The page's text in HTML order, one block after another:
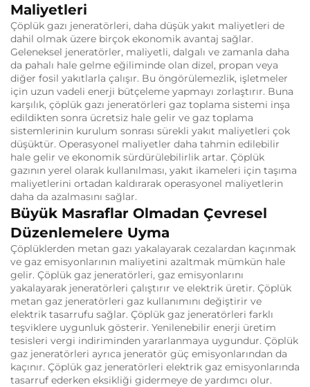
Maliyetleri
Çöplük gazı jeneratörleri, daha düşük yakıt maliyetleri de
dahil olmak üzere birçok ekonomik avantaj sağlar.
Geleneksel jeneratörler, maliyetli, dalgalı ve zamanla daha
da pahalı hale gelme eğiliminde olan dizel, propan veya
diğer fosil yakıtlarla çalışır. Bu öngörülemezlik, işletmeler
için uzun vadeli enerji bütçeleme yapmayı zorlaştırır. Buna
karşılık, çöplük gazı jeneratörleri gaz toplama sistemi inşa
edildikten sonra ücretsiz hale gelir ve gaz toplama
sistemlerinin kurulum sonrası sürekli yakıt maliyetleri çok
düşüktür. Operasyonel maliyetler daha tahmin edilebilir
hale gelir ve ekonomik sürdürülebilirlik artar. Çöplük
gazının yerel olarak kullanılması, yakıt ikameleri için taşıma
maliyetlerini ortadan kaldırarak operasyonel maliyetlerin
daha da azalmasını sağlar.
Büyük Masraflar Olmadan Çevresel
Düzenlemelere Uyma
Çöplüklerden metan gazı yakalayarak cezalardan kaçınmak
ve gaz emisyonlarının maliyetini azaltmak mümkün hale
gelir. Çöplük gaz jeneratörleri, gaz emisyonlarını
yakalayarak jeneratörleri çalıştırır ve elektrik üretir. Çöplük
metan gaz jeneratörleri gaz kullanımını değiştirir ve
elektrik tasarrufu sağlar. Çöplük gaz jeneratörleri farklı
teşviklere uygunluk gösterir. Yenilenebilir enerji üretim
tesisleri vergi indiriminden yararlanmaya uygundur. Çöplük
gaz jeneratörleri ayrıca jeneratör güç emisyonlarından da
kaçınır. Çöplük gaz jeneratörleri elektrik gaz emisyonlarında
tasarruf ederken eksikliği gidermeye de yardımcı olur.